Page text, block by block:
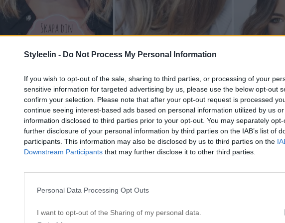
Styleelin - Do Not Process My Personal Information
If you wish to opt-out of the sale, sharing to third parties, or processing of your
sensitive information for targeted advertising by us, please use the below opt-out
confirm your selection. Please note that after your opt-out request is processed
continue seeing interest-based ads based on personal information utilized by us
information disclosed to third parties prior to your opt-out. You may separately
further disclosure of your personal information by third parties on the IAB’s list of
participants. This information may also be disclosed by us to third parties on the
Downstream Participants that may further disclose it to other third parties.
Personal Data Processing Opt Outs
I want to opt-out of the Sharing of my personal data.
…
Denna gång valde jag att fokusera ännu mer på er. Chansen att briljera,
mina arbeten eller smala ner kreativiteten. Jag var beredd på att se helt
(inte skicka in gamla jobb). När jag satt igår och skulle börja skriva detta
så arg –vet ni varför?